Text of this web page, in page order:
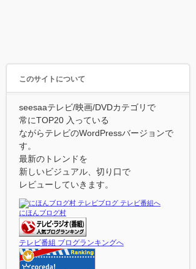
このサイトについて
seesaaテレビ/映画/DVDカテゴリで
常にTOP20 入っている
ながらテレビのWordPressバージョンで
す。
最新のトレンドを
新しいビジュアル、切り口で
レビューしていきます。
にほんブログ村
テレビ番組 ブログランキングへ